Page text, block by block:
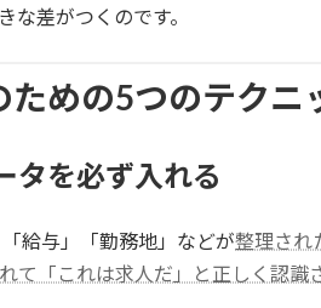
な差がつくのです。
ための5つのテクニ
タを必ず入れる
給与」「勤務地」などが整理され
て「これは求人だ」と正しく認識